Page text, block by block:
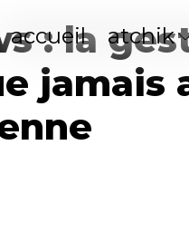
accueil atchik
: la
jamais